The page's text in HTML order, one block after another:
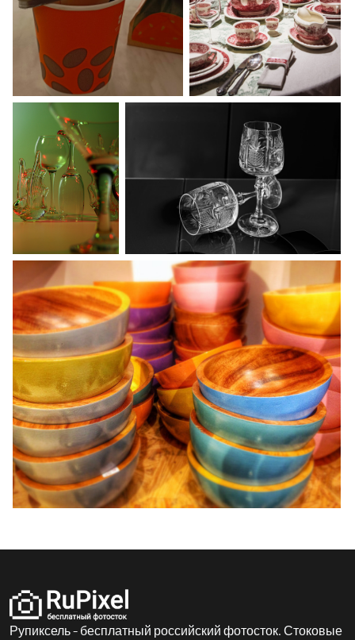
Рупиксель - бесплатный российский фотосток. Стоковые